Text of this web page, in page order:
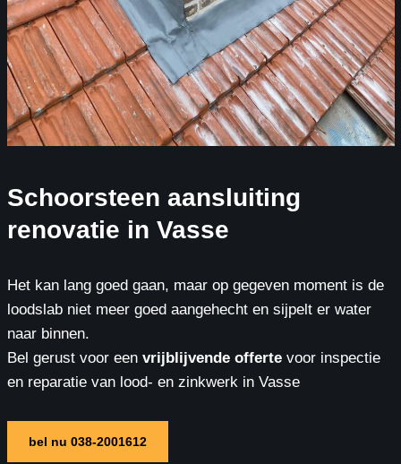
Schoorsteen aansluiting
renovatie in Vasse
Het kan lang goed gaan, maar op gegeven moment is de
loodslab niet meer goed aangehecht en sijpelt er water
naar binnen.
Bel gerust voor eenvrijblijvende offertevoor inspectie
en reparatie van lood- en zinkwerk in Vasse
bel nu 038-2001612